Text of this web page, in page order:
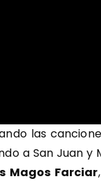
las
a San Juan y
Magos Farciar